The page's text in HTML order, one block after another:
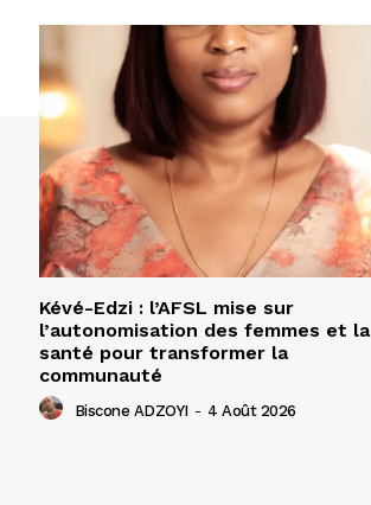
Kévé-Edzi : l’AFSL mise sur
l’autonomisation des femmes et la
santé pour transformer la
communauté
Biscone ADZOYI - 4 Août 2026